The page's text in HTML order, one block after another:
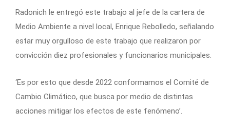
Radonich le entregó este trabajo al jefe de la cartera de
Medio Ambiente a nivel local, Enrique Rebolledo, señalando
estar muy orgulloso de este trabajo que realizaron por
convicción diez profesionales y funcionarios municipales.
‘Es por esto que desde 2022 conformamos el Comité de
Cambio Climático, que busca por medio de distintas
acciones mitigar los efectos de este fenómeno’.